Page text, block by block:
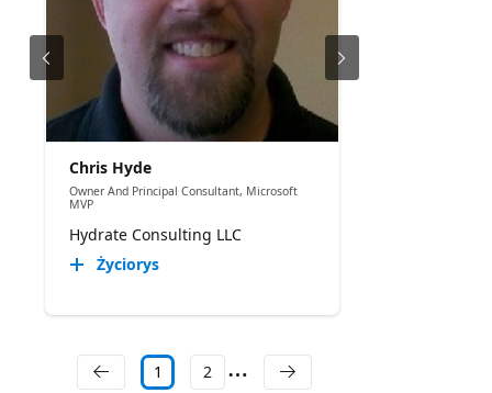
Chris Hyde
Owner And Principal Consultant, Microsoft
MVP
Hydrate Consulting LLC
Życiorys
1 2